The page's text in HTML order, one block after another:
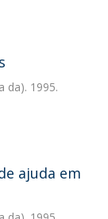
da). 1995.
ajuda em